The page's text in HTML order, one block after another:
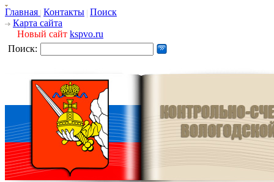
Главная Контакты Поиск
Карта сайта
Новый сайт kspvo.ru
Поиск: